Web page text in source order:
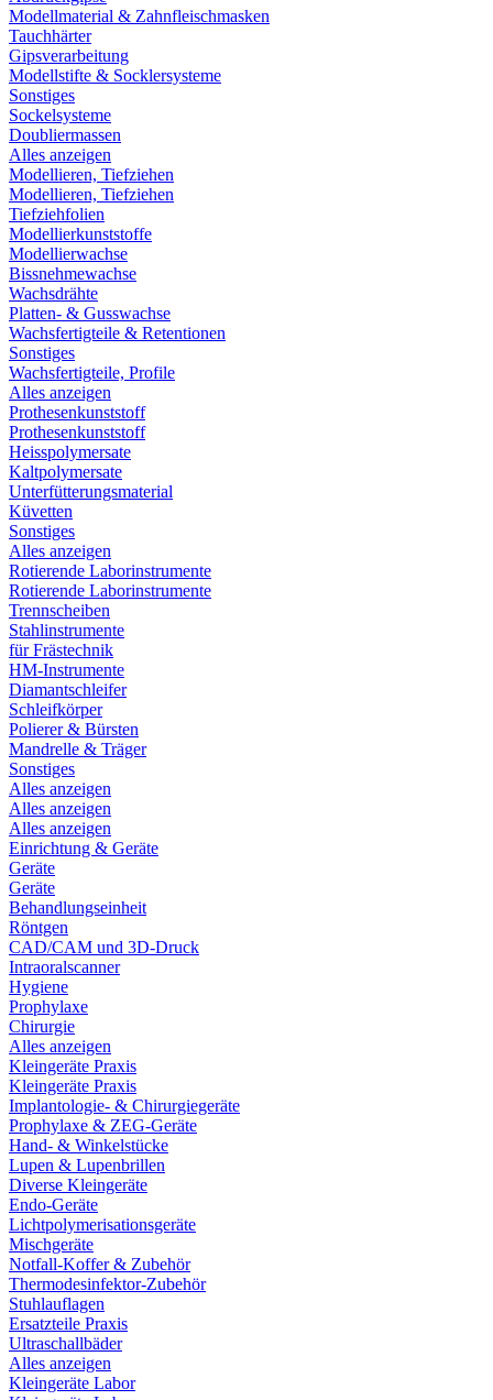
Modellmaterial & Zahnfleischmasken
Tauchhärter
Gipsverarbeitung
Modellstifte & Socklersysteme
Sonstiges
Sockelsysteme
Doubliermassen
Alles anzeigen
Modellieren, Tiefziehen
Modellieren, Tiefziehen
Tiefziehfolien
Modellierkunststoffe
Modellierwachse
Bissnehmewachse
Wachsdrähte
Platten- & Gusswachse
Wachsfertigteile & Retentionen
Sonstiges
Wachsfertigteile, Profile
Alles anzeigen
Prothesenkunststoff
Prothesenkunststoff
Heisspolymersate
Kaltpolymersate
Unterfütterungsmaterial
Küvetten
Sonstiges
Alles anzeigen
Rotierende Laborinstrumente
Rotierende Laborinstrumente
Trennscheiben
Stahlinstrumente
für Frästechnik
HM-Instrumente
Diamantschleifer
Schleifkörper
Polierer & Bürsten
Mandrelle & Träger
Sonstiges
Alles anzeigen
Alles anzeigen
Alles anzeigen
Einrichtung & Geräte
Geräte
Geräte
Behandlungseinheit
Röntgen
CAD/CAM und 3D-Druck
Intraoralscanner
Hygiene
Prophylaxe
Chirurgie
Alles anzeigen
Kleingeräte Praxis
Kleingeräte Praxis
Implantologie- & Chirurgiegeräte
Prophylaxe & ZEG-Geräte
Hand- & Winkelstücke
Lupen & Lupenbrillen
Diverse Kleingeräte
Endo-Geräte
Lichtpolymerisationsgeräte
Mischgeräte
Notfall-Koffer & Zubehör
Thermodesinfektor-Zubehör
Stuhlauflagen
Ersatzteile Praxis
Ultraschallbäder
Alles anzeigen
Kleingeräte Labor